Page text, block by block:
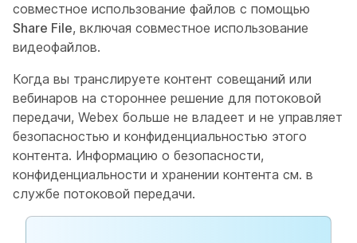
совместное использование файлов с помощью
Share File, включая совместное использование
видеофайлов.
Когда вы транслируете контент совещаний или
вебинаров на стороннее решение для потоковой
передачи, Webex больше не владеет и не управляет
безопасностью и конфиденциальностью этого
контента. Информацию о безопасности,
конфиденциальности и хранении контента см. в
службе потоковой передачи.